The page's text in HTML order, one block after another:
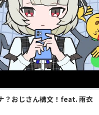
？おじさん構文！feat. 雨衣